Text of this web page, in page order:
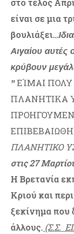
στο τέλος
είναι σε μια
βουλιάξει…
Αιγαίου αυτές
κρύβουν
” ΕΊΜΑΙ
ΠΛΑΝΗΤΙΚΑ
ΠΛΑΝΗΤΙΚΟ
στις 27
Η Βρετανία
Κριού και
ξεκίνημα που
άλλους. (Σ.Σ.